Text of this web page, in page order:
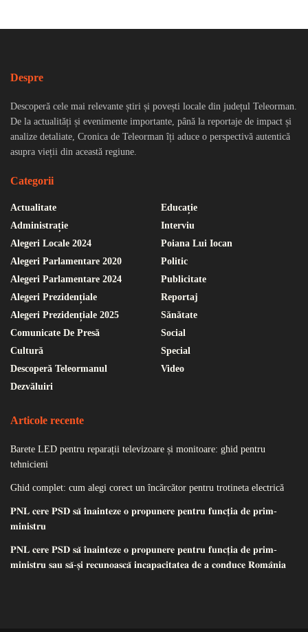
Despre
Descoperă cele mai relevante știri și povești locale din județul Teleorman.
De la actualități și evenimente importante, până la reportaje de impact și
analize detaliate, Cronica de Teleorman îți aduce o perspectivă autentică
asupra vieții din această regiune.
Categorii
Actualitate
Administrație
Alegeri Locale 2024
Alegeri Parlamentare 2020
Alegeri Parlamentare 2024
Alegeri Prezidențiale
Alegeri Prezidențiale 2025
Comunicate De Presă
Cultură
Descoperă Teleormanul
Dezvăluiri
Educație
Interviu
Poiana Lui Iocan
Politic
Publicitate
Reportaj
Sănătate
Social
Special
Video
Articole recente
Barete LED pentru reparații televizoare și monitoare: ghid pentru
tehnicieni
Ghid complet: cum alegi corect un încărcător pentru trotineta electrică
𝐏𝐍𝐋 𝐜𝐞𝐫𝐞 𝐏𝐒𝐃 𝐬𝐚̆ 𝐢̂𝐧𝐚𝐢𝐧𝐭𝐞𝐳𝐞 𝐨 𝐩𝐫𝐨𝐩𝐮𝐧𝐞𝐫𝐞 𝐩𝐞𝐧𝐭𝐫𝐮 𝐟𝐮𝐧𝐜𝐭̦𝐢𝐚 𝐝𝐞 𝐩𝐫𝐢𝐦-
𝐦𝐢𝐧𝐢𝐬𝐭𝐫𝐮
𝐏𝐍𝐋 𝐜𝐞𝐫𝐞 𝐏𝐒𝐃 𝐬𝐚̆ 𝐢̂𝐧𝐚𝐢𝐧𝐭𝐞𝐳𝐞 𝐨 𝐩𝐫𝐨𝐩𝐮𝐧𝐞𝐫𝐞 𝐩𝐞𝐧𝐭𝐫𝐮 𝐟𝐮𝐧𝐜𝐭̦𝐢𝐚 𝐝𝐞 𝐩𝐫𝐢𝐦-
𝐦𝐢𝐧𝐢𝐬𝐭𝐫𝐮 𝐬𝐚𝐮 𝐬𝐚̆-𝐬̦𝐢 𝐫𝐞𝐜𝐮𝐧𝐨𝐚𝐬𝐜𝐚̆ 𝐢𝐧𝐜𝐚𝐩𝐚𝐜𝐢𝐭𝐚𝐭𝐞𝐚 𝐝𝐞 𝐚 𝐜𝐨𝐧𝐝𝐮𝐜𝐞 𝐑𝐨𝐦𝐚̂𝐧𝐢𝐚